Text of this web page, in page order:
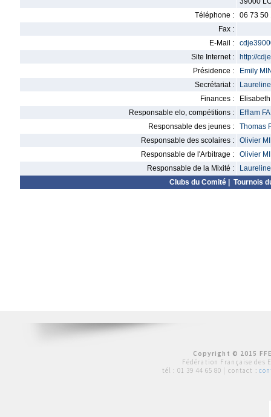
Téléphone :
06 73 50
Fax :
E-Mail :
Site Internet :
http://
Présidence :
Emily
Secrétariat :
Finances :
Responsable elo, compétitions :
Efflam
Responsable des jeunes :
Thomas
Responsable des scolaires :
Olivier
Responsable de l'Arbitrage :
Olivier
Responsable de la Mixité :
Clubs du Comité| Tournois
Copyright © 2015
Fédération Française des
tél : 01 39 44 65 80 | contact :